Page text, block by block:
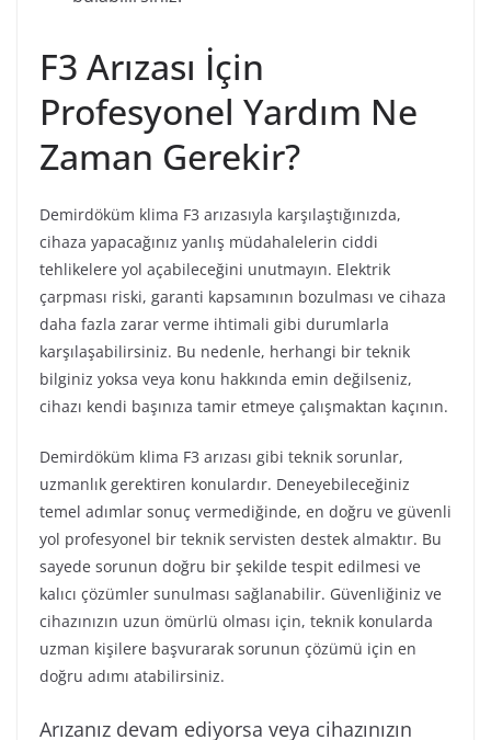
F3 Arızası İçin
Profesyonel Yardım Ne
Zaman Gerekir?
Demirdöküm klima F3 arızasıyla karşılaştığınızda,
cihaza yapacağınız yanlış müdahalelerin ciddi
tehlikelere yol açabileceğini unutmayın. Elektrik
çarpması riski, garanti kapsamının bozulması ve cihaza
daha fazla zarar verme ihtimali gibi durumlarla
karşılaşabilirsiniz. Bu nedenle, herhangi bir teknik
bilginiz yoksa veya konu hakkında emin değilseniz,
cihazı kendi başınıza tamir etmeye çalışmaktan kaçının.
Demirdöküm klima F3 arızası gibi teknik sorunlar,
uzmanlık gerektiren konulardır. Deneyebileceğiniz
temel adımlar sonuç vermediğinde, en doğru ve güvenli
yol profesyonel bir teknik servisten destek almaktır. Bu
sayede sorunun doğru bir şekilde tespit edilmesi ve
kalıcı çözümler sunulması sağlanabilir. Güvenliğiniz ve
cihazınızın uzun ömürlü olması için, teknik konularda
uzman kişilere başvurarak sorunun çözümü için en
doğru adımı atabilirsiniz.
Arızanız devam ediyorsa veya cihazınızın